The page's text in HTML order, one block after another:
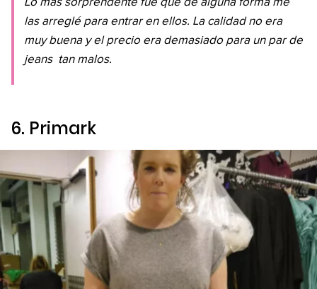
Lo más sorprendente fue que de alguna forma me
las arreglé para entrar en ellos. La calidad no era
muy buena y el precio era demasiado para un par de
jeans tan malos.
6. Primark